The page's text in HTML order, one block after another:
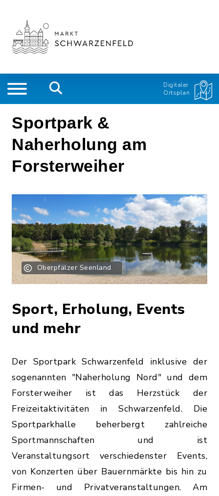
Digitaler
Ortsplan
Sportpark &
Naherholung am
Forsterweiher
Oberpfälzer Seenland
Sport, Erholung, Events
und mehr
Der Sportpark Schwarzenfeld inklusive der
sogenannten "Naherholung Nord" und dem
Forsterweiher ist das Herzstück der
Freizeitaktivitäten in Schwarzenfeld. Die
Sportparkhalle beherbergt zahlreiche
Sportmannschaften und ist
Veranstaltungsort verschiedenster Events,
von Konzerten über Bauernmärkte bis hin zu
Firmen- und Privatveranstaltungen. Am